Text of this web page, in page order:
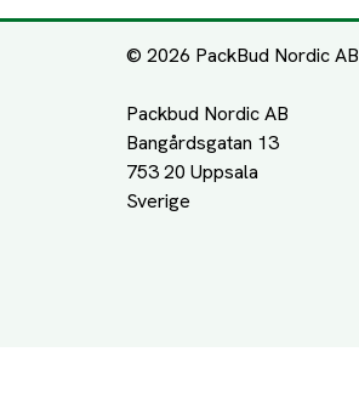
© 2026 PackBud Nordic AB
Packbud Nordic AB
Bangårdsgatan 13
753 20 Uppsala